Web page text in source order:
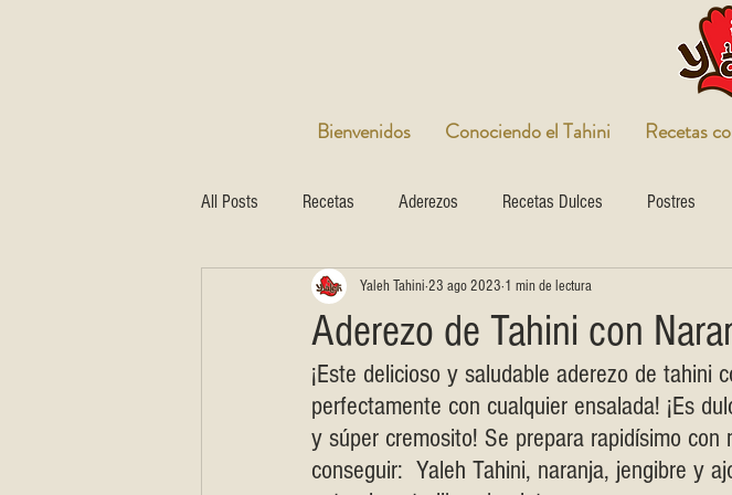
Bienvenidos Conociendo el Tahini Recetas
All Posts Recetas Aderezos Recetas Dulces Postres
Aderezo de Tahini con
Yaleh Tahini 23 ago 2023 1 min de lectura
¡Este delicioso y saludable aderezo de tahini
perfectamente con cualquier ensalada! ¡Es
y súper cremosito! Se prepara rapidísimo
conseguir:  Yaleh Tahini, naranja, jengibre y